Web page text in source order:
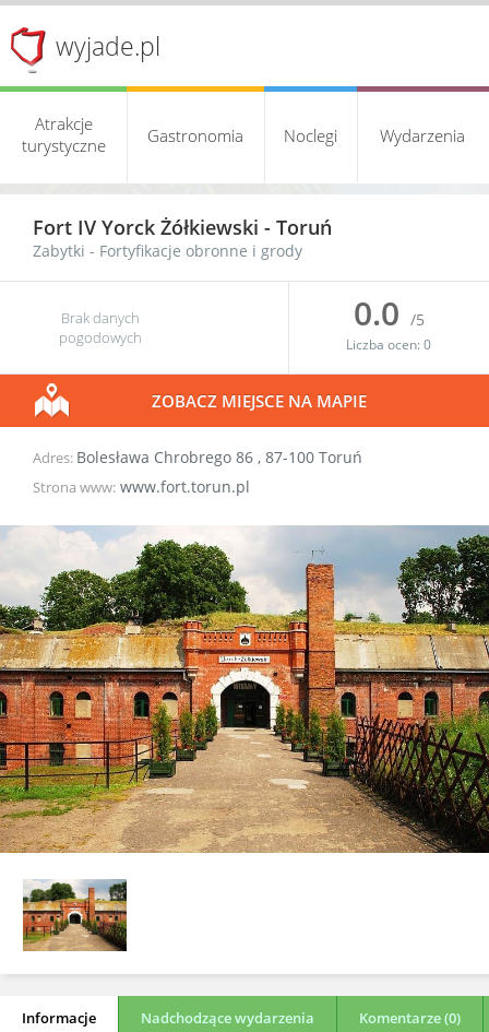
wyjade.pl
Atrakcje
turystyczne
Gastronomia Noclegi Wydarzenia
Fort IV Yorck Żółkiewski - Toruń
Zabytki - Fortyfikacje obronne i grody
Brak danych
pogodowych
0.0 /5
Liczba ocen:0
ZOBACZ MIEJSCE NA MAPIE
Adres: Bolesława Chrobrego 86 , 87-100 Toruń
Strona www: www.fort.torun.pl
Informacje Nadchodzące wydarzenia Komentarze (0)